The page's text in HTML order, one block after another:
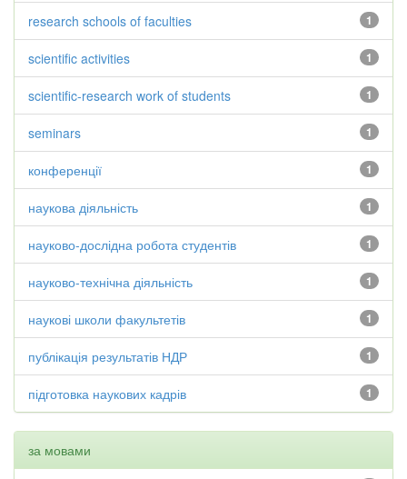
1
research schools of faculties
1
scientific activities
1
scientific-research work of students
1
seminars
1
конференції
1
наукова діяльність
1
науково-дослідна робота студентів
1
науково-технічна діяльність
1
наукові школи факультетів
1
публікація результатів НДР
1
підготовка наукових кадрів
за мовами